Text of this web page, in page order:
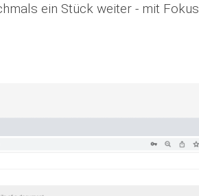
ein Stück weiter - mit Fokus